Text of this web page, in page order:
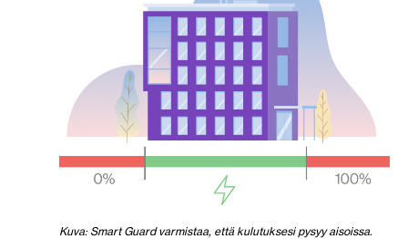
Kuva: Smart Guard varmistaa, että kulutuksesi pysyy aisoissa.